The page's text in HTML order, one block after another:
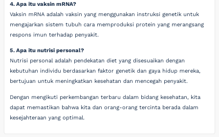
4. Apa itu vaksin mRNA?
Vaksin mRNA adalah vaksin yang menggunakan instruksi genetik untuk
mengajarkan sistem tubuh cara memproduksi protein yang merangsang
respons imun terhadap penyakit.
5. Apa itu nutrisi personal?
Nutrisi personal adalah pendekatan diet yang disesuaikan dengan
kebutuhan individu berdasarkan faktor genetik dan gaya hidup mereka,
bertujuan untuk meningkatkan kesehatan dan mencegah penyakit.
Dengan mengikuti perkembangan terbaru dalam bidang kesehatan, kita
dapat memastikan bahwa kita dan orang-orang tercinta berada dalam
kesejahteraan yang optimal.